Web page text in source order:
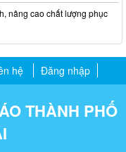
nâng cao chất lượng phục
hệ Đăng nhập
THÀNH PHỐ